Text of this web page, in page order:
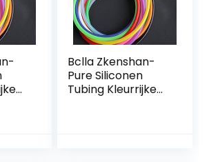
Bclla Zkenshan-
Pure Siliconen
Tubing Kleurrijke